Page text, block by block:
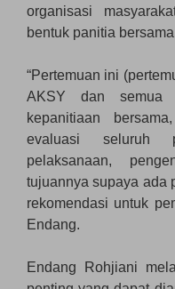
organisasi
bentuk panitia
“Pertemuan ini
AKSY dan semua
kepanitiaan
evaluasi seluruh
pelaksanaan,
tujuannya supaya ada
rekomendasi untuk
Endang.
Endang Rohjiani